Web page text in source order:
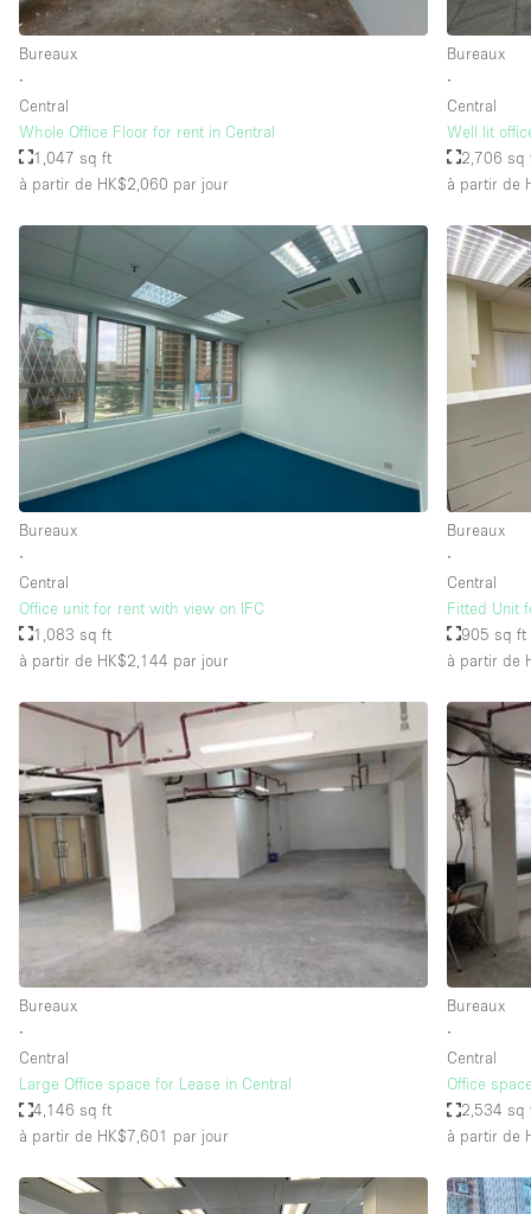
Bureaux
∙
Central
Whole Office Floor for rent in Central
1,047 sq ft
à partir de HK$2,060 par jour
Bureaux
∙
Central
Well lit
2,706 sq
à partir de
Bureaux
∙
Central
Office unit for rent with view on IFC
1,083 sq ft
à partir de HK$2,144 par jour
Bureaux
∙
Central
Fitted Unit
905 sq ft
à partir de
Bureaux
∙
Central
Large Office space for Lease in Central
4,146 sq ft
à partir de HK$7,601 par jour
Bureaux
∙
Central
Office
2,534 sq
à partir de